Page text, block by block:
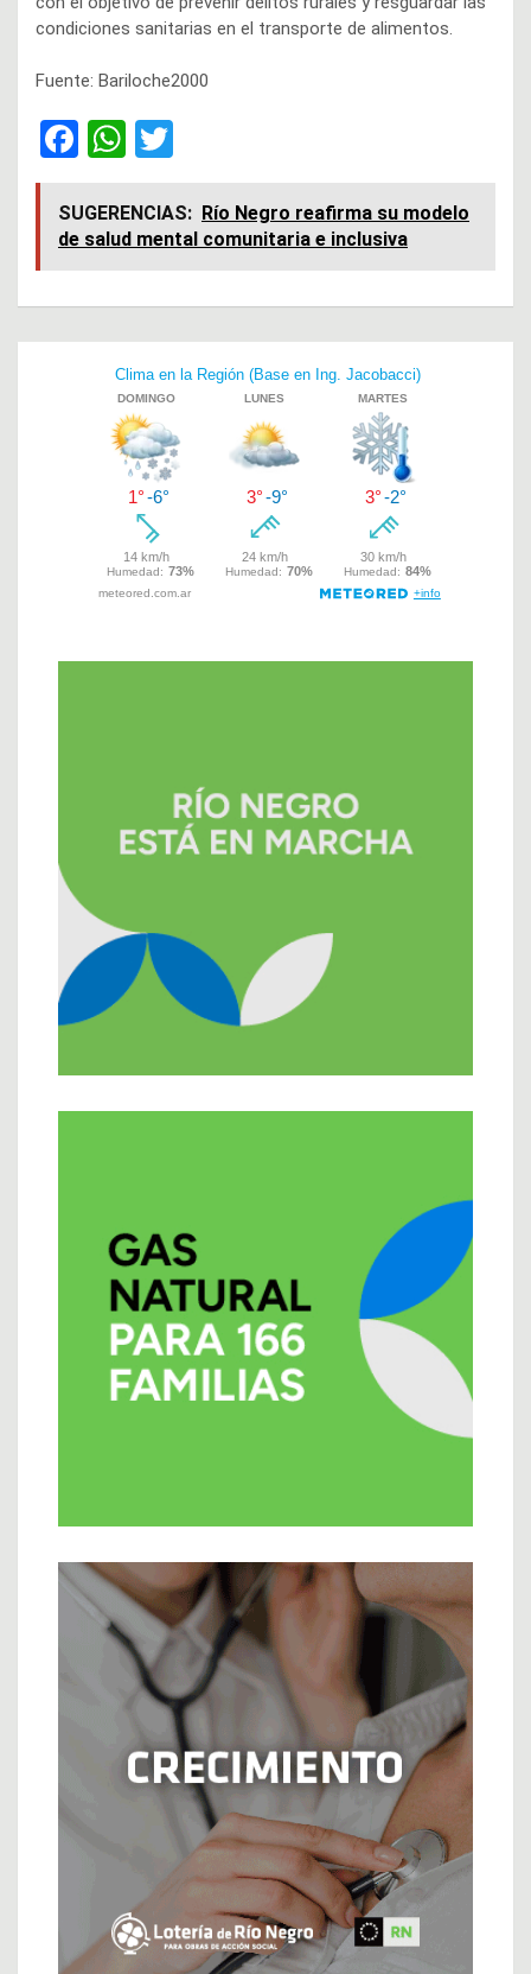
condiciones sanitarias en el transporte de alimentos.
Fuente: Bariloche2000
F
a
ce
b
W
h
at
s
p
wi
tt
er
SUGERENCIAS: Río Negro reafirma su modelo
de salud mental comunitaria e inclusiva
Navegación
entradas